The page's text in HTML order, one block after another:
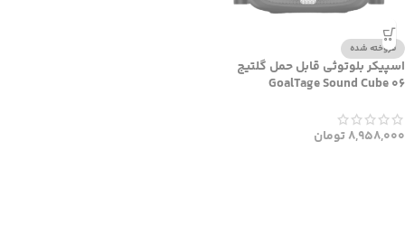
فروخته شده
اسپیکر بلوتوثی قابل حمل گلتیج
GoalTage Sound Cube 06
8,958,000تومان